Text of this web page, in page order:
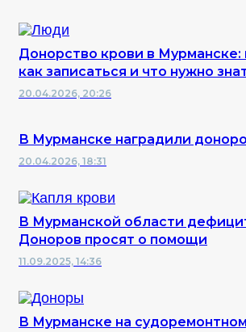
Донорство крови в Мурманске:
как записаться и что нужно
20.04.2026, 20:26
В Мурманске наградили
20.04.2026, 18:31
В Мурманской области
Доноров просят о помощи
11.09.2025, 14:36
В Мурманске на